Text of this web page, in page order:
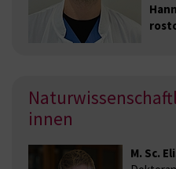
innen
M. Sc.